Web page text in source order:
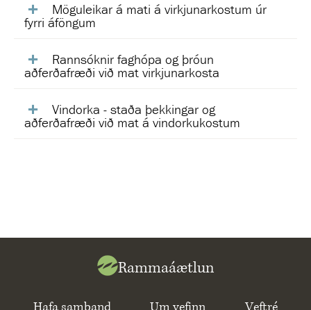
Möguleikar á mati á virkjunarkostum úr
fyrri áföngum
Rannsóknir faghópa og þróun
aðferðafræði við mat virkjunarkosta
Vindorka - staða þekkingar og
aðferðafræði við mat á vindorkukostum
Rammaáætlun